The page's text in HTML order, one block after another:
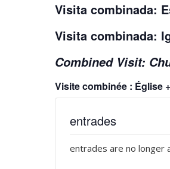
Visita combinada:
Visita combinada:
Combined Visit:
Visite combinée : Église
entrades
entrades are no longer